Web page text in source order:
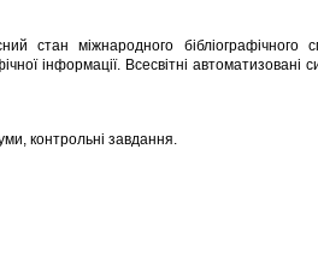
стан міжнародного бібліографічного
інформації. Всесвітні автоматизовані
контрольні завдання.